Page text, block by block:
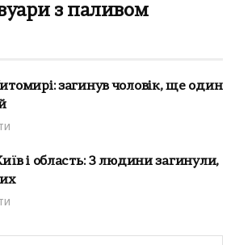
з паливом
загинув чоловік, ще один
і область: 3 людини загинули,